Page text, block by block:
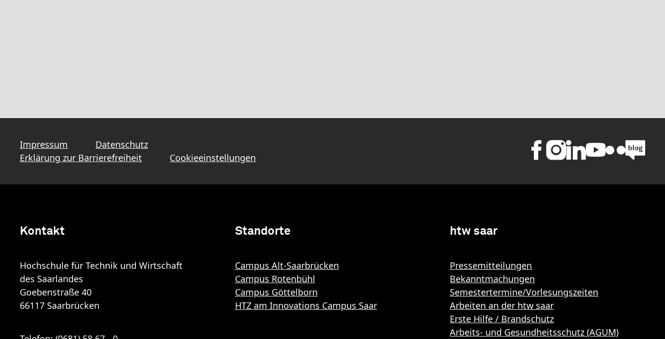
Impressum
Datenschutz
Erklärung zur Barrierefreiheit
Cookieeinstellungen
Kontakt
Hochschule für Technik und Wirtschaft
des Saarlandes
Goebenstraße 40
66117 Saarbrücken
Standorte
Campus Alt-Saarbrücken
Campus Rotenbühl
Campus Göttelborn
HTZ am Innovations Campus Saar
htw saar
Pressemitteilungen
Bekanntmachungen
Semestertermine/Vorlesungszeiten
Arbeiten an der htw saar
Erste Hilfe / Brandschutz
Arbeits- und Gesundheitsschutz (AGUM)